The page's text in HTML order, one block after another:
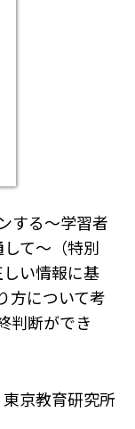
する～学習者
て～（特別
い情報に基
方について考
判断ができ
東京教育研究所